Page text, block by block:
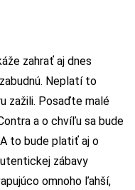
zahrať aj dnes
Neplatí to
zažili. Posaďte malé
a o chvíľu sa bude
to bude platiť aj o
zábavy
omnoho ľahší,